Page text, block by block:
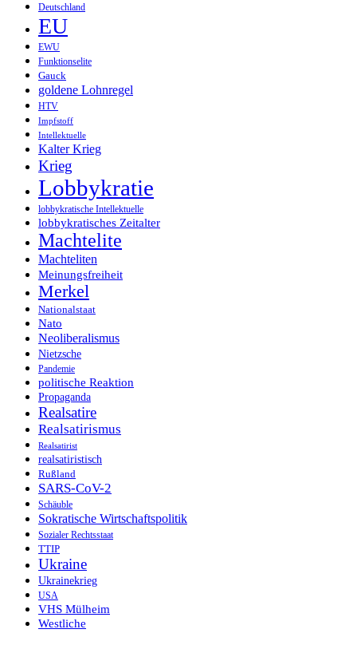
Deutschland
EU
EWU
Funktionselite
Gauck
goldene Lohnregel
HTV
Impfstoff
Intellektuelle
Kalter Krieg
Krieg
Lobbykratie
lobbykratische Intellektuelle
lobbykratisches Zeitalter
Machtelite
Machteliten
Meinungsfreiheit
Merkel
Nationalstaat
Nato
Neoliberalismus
Nietzsche
Pandemie
politische Reaktion
Propaganda
Realsatire
Realsatirismus
Realsatirist
realsatiristisch
Rußland
SARS-CoV-2
Schäuble
Sokratische Wirtschaftspolitik
Sozialer Rechtsstaat
TTIP
Ukraine
Ukrainekrieg
USA
VHS Mülheim
Westliche